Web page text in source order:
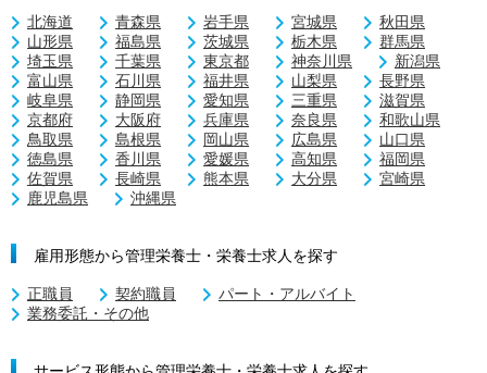
北海道 青森県 岩手県 宮城県
秋田県
山形県
福島県 茨城県 栃木県
群馬県
埼玉県
千葉県 東京都 神奈川県
新潟県
富山県
石川県 福井県 山梨県
長野県
岐阜県
静岡県 愛知県 三重県
滋賀県
京都府
大阪府 兵庫県 奈良県
和歌山県
鳥取県
島根県 岡山県 広島県
山口県
徳島県
香川県 愛媛県 高知県
福岡県
佐賀県
長崎県 熊本県 大分県
宮崎県
鹿児島県
沖縄県
雇用形態から管理栄養士・栄養士求人を探す
正職員 契約職員
パート・アルバイト
業務委託・その他